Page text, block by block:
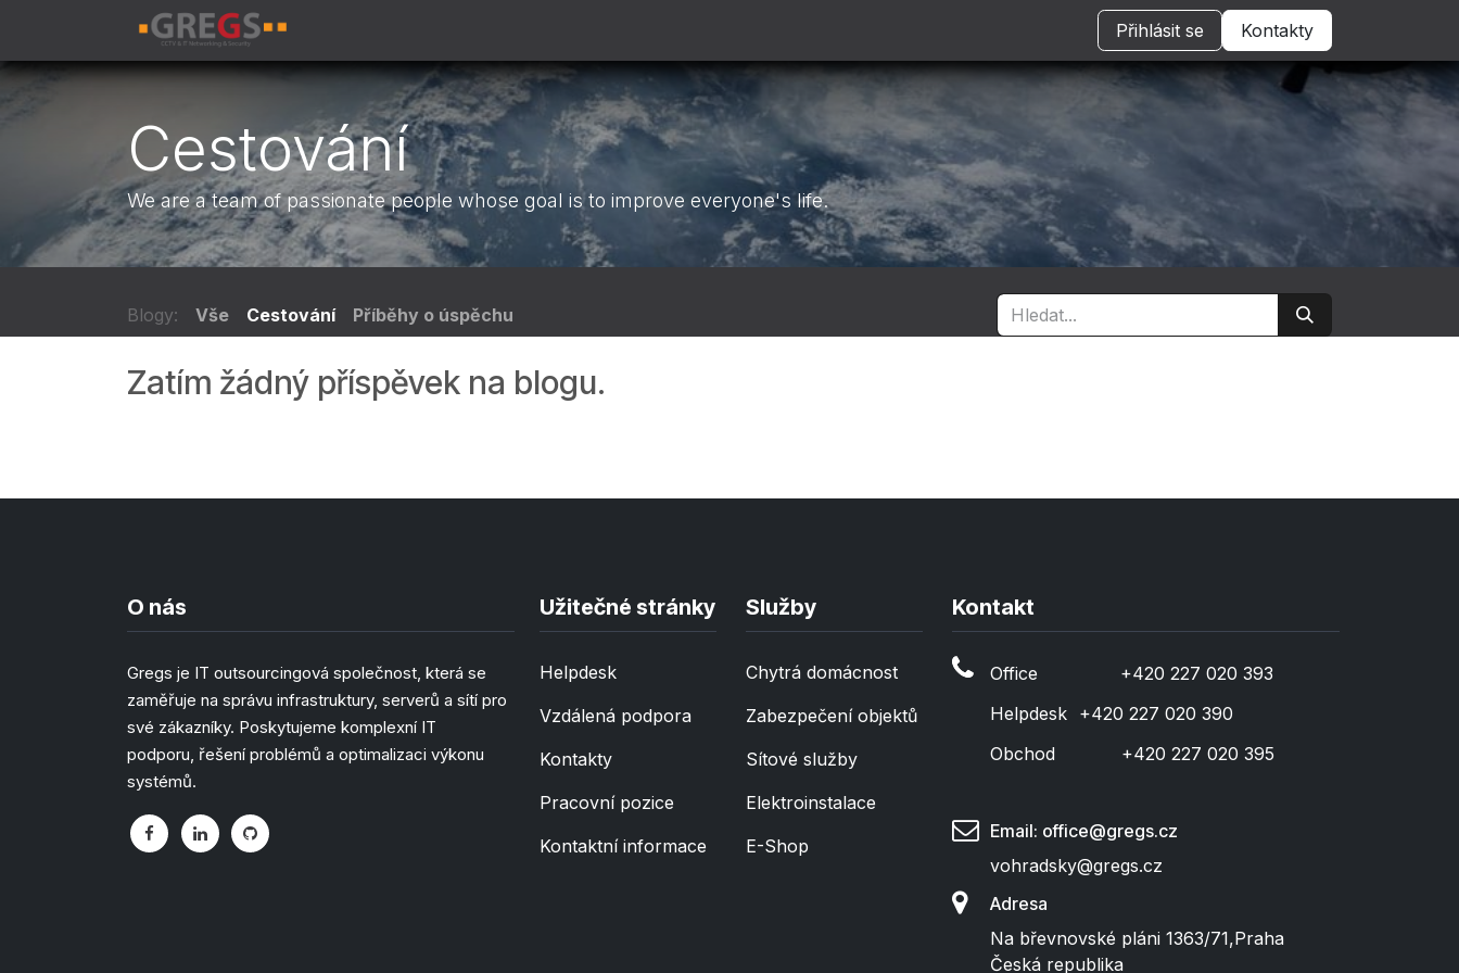
Přihlásit se Kontakty
Cestování
We are a team of passionate people whose goal is to improve everyone's life.
Blogy: Vše Cestování Příběhy o úspěchu
Zatím žádný příspěvek na blogu.
O nás
Gregs je IT outsourcingová společnost, která se
zaměřuje na správu infrastruktury, serverů a sítí pro
své zákazníky. Poskytujeme komplexní IT
podporu, řešení problémů a optimalizaci výkonu
systémů.
Užitečné stránky
Helpdesk
Vzdálená podpora
Kontakty
Pracovní pozice
Kontaktní informace
Služby
Chytrá domácnost
Zabezpečení objektů
Sítové služby
Elektroinstalace
E-Shop
Kontakt
Office
​+420 227 020 393
Helpdesk ​+420 227 020 390
Obchod
​+420 227 020 395
Email: office@gregs.cz
vohradsky@gregs.cz
Adresa
Na břevnovské pláni 1363/71,Praha
Česká republika